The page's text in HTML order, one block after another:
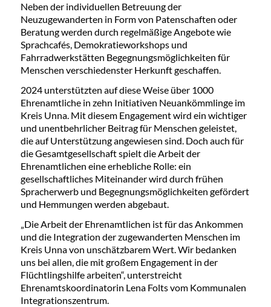
Neben der individuellen Betreuung der
Neuzugewanderten in Form von Patenschaften oder
Beratung werden durch regelmäßige Angebote wie
Sprachcafés, Demokratieworkshops und
Fahrradwerkstätten Begegnungsmöglichkeiten für
Menschen verschiedenster Herkunft geschaffen.
2024 unterstützten auf diese Weise über 1000
Ehrenamtliche in zehn Initiativen Neuankömmlinge im
Kreis Unna. Mit diesem Engagement wird ein wichtiger
und unentbehrlicher Beitrag für Menschen geleistet,
die auf Unterstützung angewiesen sind. Doch auch für
die Gesamtgesellschaft spielt die Arbeit der
Ehrenamtlichen eine erhebliche Rolle: ein
gesellschaftliches Miteinander wird durch frühen
Spracherwerb und Begegnungsmöglichkeiten gefördert
und Hemmungen werden abgebaut.
„Die Arbeit der Ehrenamtlichen ist für das Ankommen
und die Integration der zugewanderten Menschen im
Kreis Unna von unschätzbarem Wert. Wir bedanken
uns bei allen, die mit großem Engagement in der
Flüchtlingshilfe arbeiten“, unterstreicht
Ehrenamtskoordinatorin Lena Folts vom Kommunalen
Integrationszentrum.